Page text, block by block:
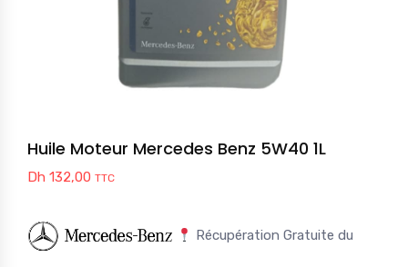
Huile Moteur Mercedes Benz 5W40 1L
Dh 132,00 TTC
Récupération Gratuite du